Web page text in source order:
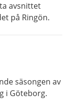
avsnittet
på Ringön.
säsongen av
i Göteborg.